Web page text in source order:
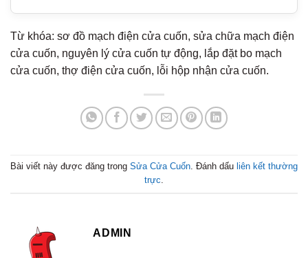
Từ khóa: sơ đồ mạch điện cửa cuốn, sửa chữa mạch điện
cửa cuốn, nguyên lý cửa cuốn tự động, lắp đặt bo mạch
cửa cuốn, thợ điện cửa cuốn, lỗi hộp nhận cửa cuốn.
Bài viết này được đăng trong Sửa Cửa Cuốn. Đánh dấu liên kết thường
trực.
ADMIN